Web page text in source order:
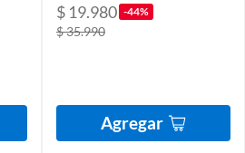
$ 19.980 -44%
$ 35.990
Agregar